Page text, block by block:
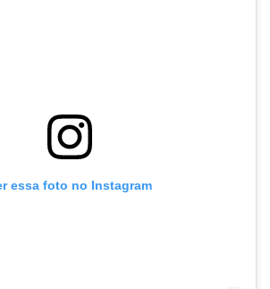
essa foto no Instagram